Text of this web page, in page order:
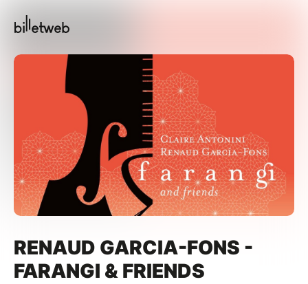
RENAUD GARCIA-FONS -
FARANGI & FRIENDS